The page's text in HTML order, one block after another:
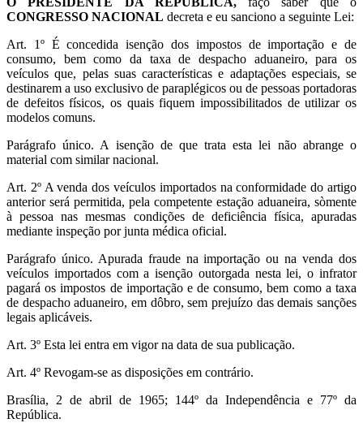
CONGRESSO NACIONAL decreta e eu sanciono a seguinte Lei:
Art. 1º É concedida isenção dos impostos de importação e de
consumo, bem como da taxa de despacho aduaneiro, para os
veículos que, pelas suas características e adaptações especiais, se
destinarem a uso exclusivo de paraplégicos ou de pessoas portadoras
de defeitos físicos, os quais fiquem impossibilitados de utilizar os
modelos comuns.
Parágrafo único. A isenção de que trata esta lei não abrange o
material com similar nacional.
Art. 2º A venda dos veículos importados na conformidade do artigo
anterior será permitida, pela competente estação aduaneira, sòmente
à pessoa nas mesmas condições de deficiência física, apuradas
mediante inspeção por junta médica oficial.
Parágrafo único. Apurada fraude na importação ou na venda dos
veículos importados com a isenção outorgada nesta lei, o infrator
pagará os impostos de importação e de consumo, bem como a taxa
de despacho aduaneiro, em dôbro, sem prejuízo das demais sanções
legais aplicáveis.
Art. 3º Esta lei entra em vigor na data de sua publicação.
Art. 4º Revogam-se as disposições em contrário.
Brasília, 2 de abril de 1965; 144º da Independência e 77º da
República.